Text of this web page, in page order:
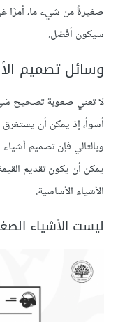
صغيرةً من شيء ما، أمرًا
سيكون أفضل.
وسائل تصميم
لا تعني صعوبة تصحيح
أسوأ، إذ يمكن أن يستغرق
وبالتالي فإن تصميم
يمكن أن يكون تقديم
الأشياء الأساسية.
ليست الأشياء